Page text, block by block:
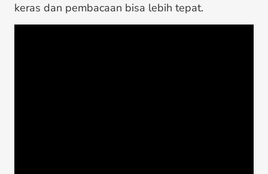
keras dan pembacaan bisa lebih tepat.